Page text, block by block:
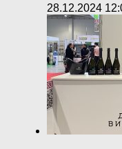
28.12.2024